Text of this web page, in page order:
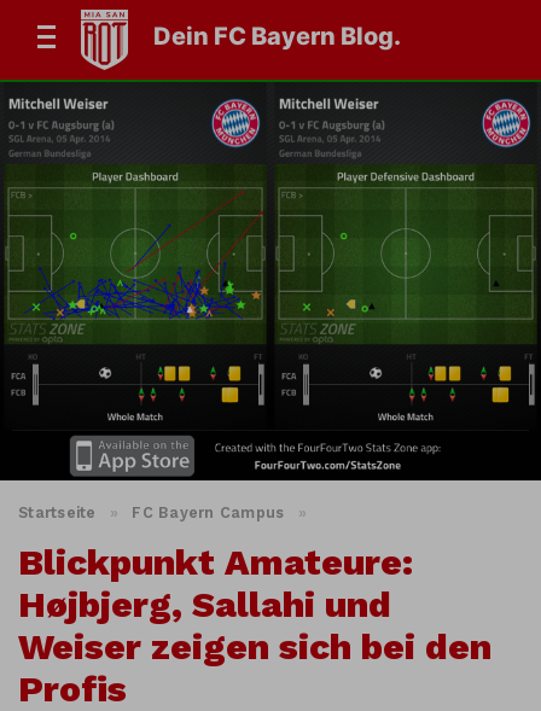
Dein FC Bayern Blog.
Startseite » FC Bayern Campus »
Blickpunkt Amateure:
Højbjerg, Sallahi und
Weiser zeigen sich bei den
Profis